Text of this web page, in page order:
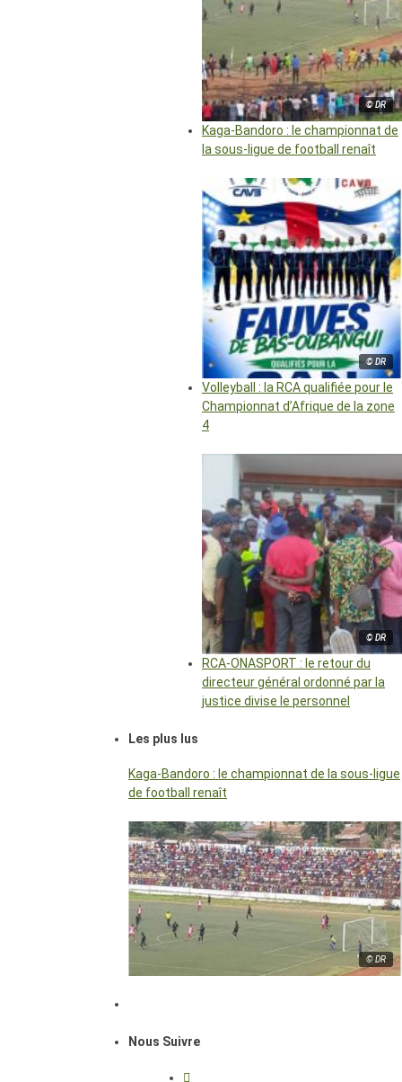
© DR
Kaga-Bandoro : le championnat de
la sous-ligue de football renaît
© DR
Volleyball : la RCA qualifiée pour le
Championnat d’Afrique de la zone
4
© DR
RCA-ONASPORT : le retour du
directeur général ordonné par la
justice divise le personnel
Les plus lus
Kaga-Bandoro : le championnat de la sous-ligue
de football renaît
© DR
Nous Suivre